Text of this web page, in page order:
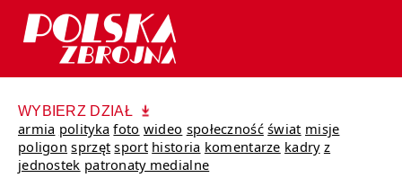
WYBIERZ DZIAŁ
armia polityka foto wideo społeczność świat misje
poligon sprzęt sport historia komentarze kadry z
jednostek patronaty medialne